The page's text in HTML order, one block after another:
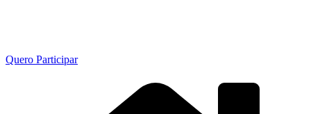
Quero Participar